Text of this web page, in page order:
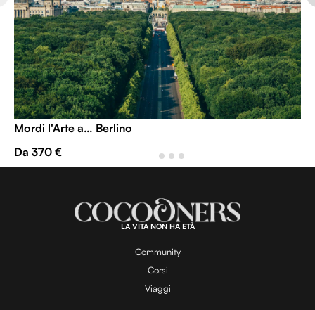
Mordi l'Arte a… Berlino
Da 370 €
LA VITA NON HA ETÀ
Community
Corsi
Viaggi